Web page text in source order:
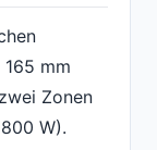
mm
Zonen
W).